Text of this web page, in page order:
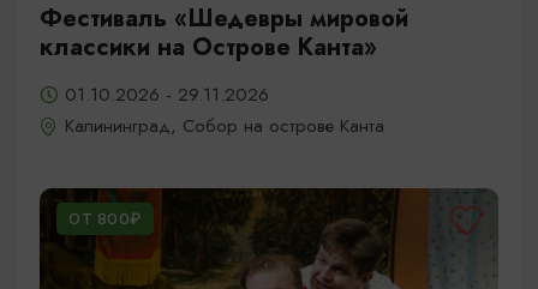
Фестиваль «Шедевры мировой
классики на Острове Канта»
01.10.2026 - 29.11.2026
Калининград, Собор на острове Канта
ОТ 800₽